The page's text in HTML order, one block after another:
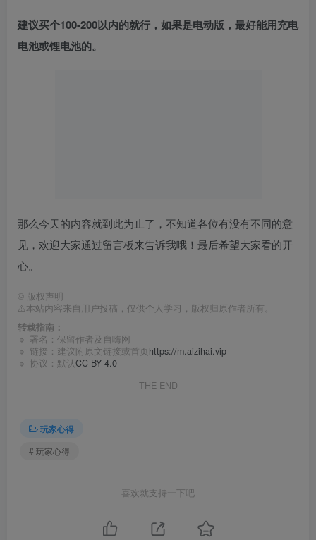
建议买个100-200以内的就行，如果是电动版，最好能用充电
电池或锂电池的。
那么今天的内容就到此为止了，不知道各位有没有不同的意
见，欢迎大家通过留言板来告诉我哦！最后希望大家看的开
心。
© 版权声明
⚠️本站内容来自用户投稿，仅供个人学习，版权归原作者所有。
转载指南：
🔹 署名：保留作者及 自嗨网
🔹 链接：建议附原文链接或首页https://m.aizihai.vip
🔹 协议：默认CC BY 4.0
THE END
玩家心得
# 玩家心得
喜欢就支持一下吧